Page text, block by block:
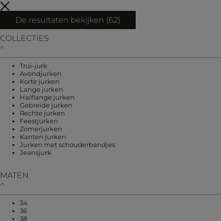
De resultaten bekijken (62)
COLLECTIES
Trui-jurk
Avondjurken
Korte jurken
Lange jurken
Halflange jurken
Gebreide jurken
Rechte jurken
Feestjurken
Zomerjurken
Kanten jurken
Jurken met schouderbandjesVerfijnen op COLLECTIES:
Jeansjurk
MATEN
34Verfijnen op MATEN: 34
36Verfijnen op MATEN: 36
38Verfijnen op MATEN: 38